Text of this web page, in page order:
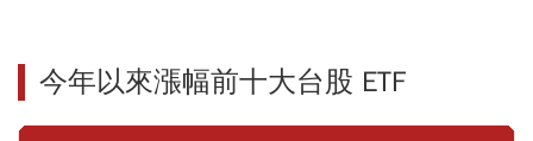
今年以來漲幅前十大台股 ETF